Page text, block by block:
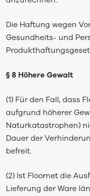
Die Haftung wegen
Gesundheits- und
§ 8 Höhere Gewalt
(1) Für den Fall, dass
aufgrund höherer
Naturkatastrophen)
Dauer der
befreit.
(2) Ist Floornet die
Lieferung der Ware